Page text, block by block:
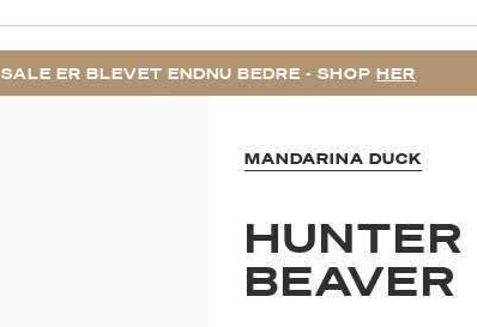
SALE ER BLEVET ENDNU BEDRE - SHOP HER
MANDARINA DUCK
HUNTER
BEAVER